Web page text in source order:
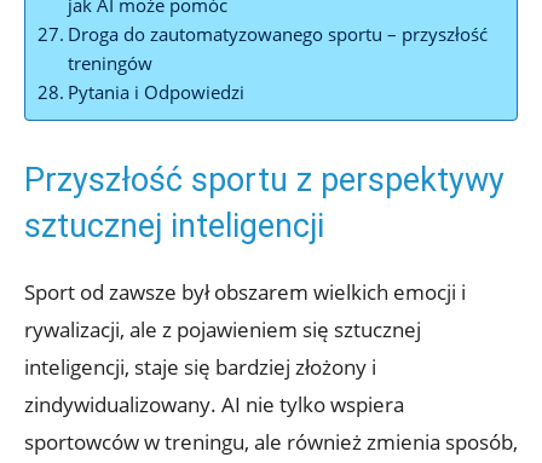
Droga do zautomatyzowanego sportu – przyszłość
treningów
Pytania i Odpowiedzi
Przyszłość sportu z perspektywy
sztucznej inteligencji
Sport od zawsze był obszarem wielkich emocji i
rywalizacji, ale z pojawieniem się sztucznej
inteligencji, staje się bardziej złożony i
zindywidualizowany. AI nie tylko wspiera
sportowców w treningu, ale również zmienia sposób,